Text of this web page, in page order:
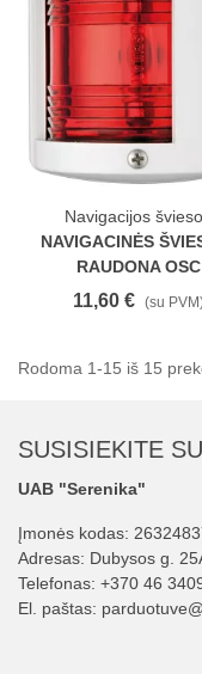
Navigacijos
NAVIGACINĖS
RAUDONA OSC
11,60 € (su
Rodoma 1-15 iš 15
SUSISIEKITE
UAB "Serenika"
Įmonės kodas:
Adresas: Dubysos g.
Telefonas: +370 46
El. paštas: